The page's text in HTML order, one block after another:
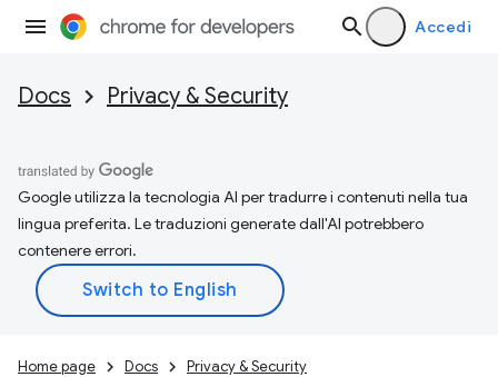
Accedi
Docs Privacy & Security
Google utilizza la tecnologia AI per tradurre i contenuti nella tua
lingua preferita. Le traduzioni generate dall'AI potrebbero
contenere errori.
Home page Docs Privacy & Security